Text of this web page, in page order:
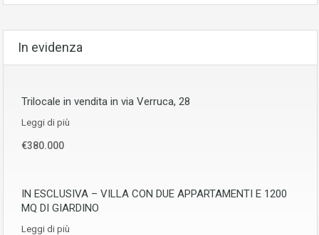
In evidenza
Trilocale in vendita in via Verruca, 28
Leggi di più
€380.000
IN ESCLUSIVA – VILLA CON DUE APPARTAMENTI E 1200
MQ DI GIARDINO
Leggi di più